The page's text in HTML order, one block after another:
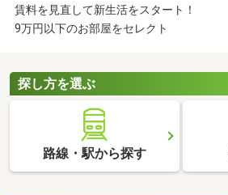
賃料を見直して新生活をスタート！
9万円以下のお部屋をセレクト
探し方を選ぶ
路線・駅から探す